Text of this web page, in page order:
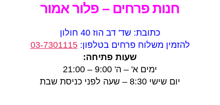
חנות פרחים – פלור אמור
כתובת: שד' דב הוז 40 חולון
להזמין משלוח פרחים בטלפון:03-7301115
שעות פתיחה:
ימים א' – ה' 9:00 – 21:00
יום שישי 8:30 – שעה לפני כניסת שבת